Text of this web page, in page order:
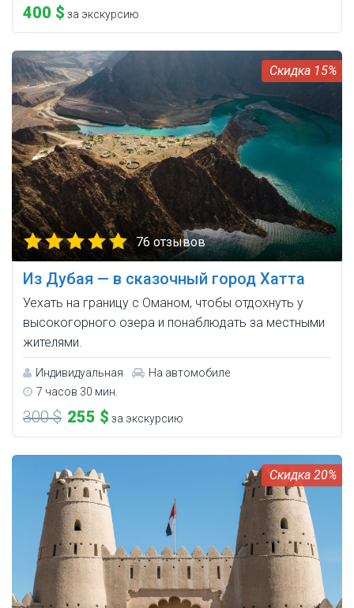
400 $ за экскурсию
15%
76 отзывов
Из Дубая — в сказочный город Хатта
Уехать на границу с Оманом, чтобы отдохнуть у
высокогорного озера и понаблюдать за местными
жителями.
Индивидуальная
На автомобиле
7 часов 30 мин.
300 $ 255 $ за экскурсию
20%